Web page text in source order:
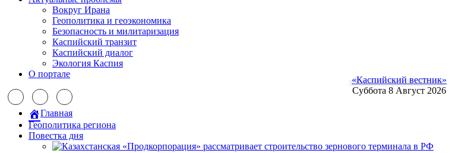
Вокруг Ирана
Геополитика и геоэкономика
Безопасность и милитаризация
Каспийский транзит
Каспийский диалог
Экология Каспия
О портале
«Каспийский вестник»
Суббота 8 Август 2026
Главная
Геополитика региона
Повестка дня